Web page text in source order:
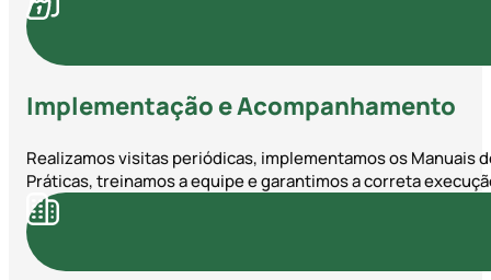
Implementação e Acompanhamento
Realizamos visitas periódicas, implementamos os Manuais
Práticas, treinamos a equipe e garantimos a correta